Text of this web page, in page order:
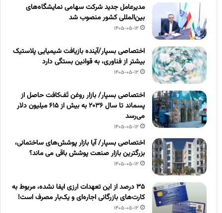
مدیرعامل جدید شرکت سهامی نمایشگاه‌های
بین‌المللی کشور منصوب شد
1405-05-12
اختصاصی بسپار/آینده بازیافت شیمیایی پلاستیک
بیشتر از فناوری، به قوانین بستگی دارد
1405-05-12
اختصاصی بسپار/ بازار روغن تَف‌کافت حاصل از
پسماند تا سال ۲۰۳۶ به بیش از ۶۱۵ میلیون دلار
می‌رسد
1405-05-12
اختصاصی بسپار/ آیا بازار پوشش‌های ساختمانی،
بزرگترین بازار صنعت پوشش باقی می ماند؟
1405-05-12
۳۵ درصد از این تعهدات ارزی ایفا نشده، مربوط به
کارت‌های بازرگانی اجاره‌ای و یک‌بار مصرف است!
1405-05-12